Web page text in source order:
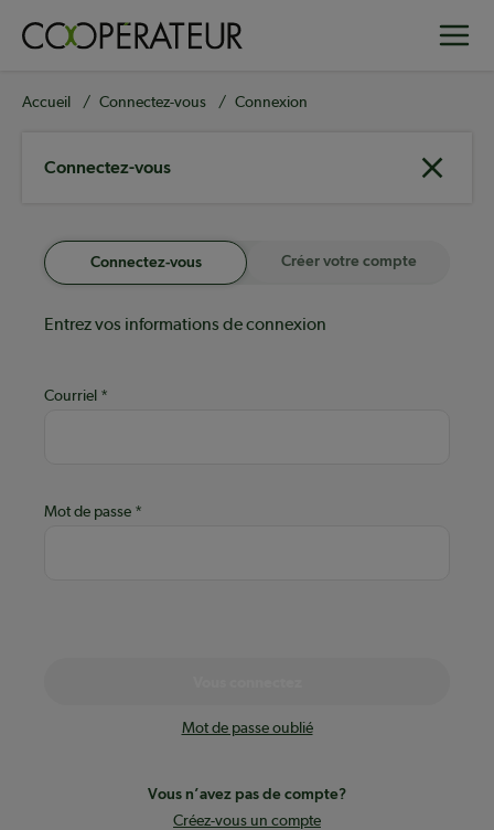
principal
Fil
Accueil Connectez-vous Connexion
Connectez-vous
Connectez-vous Créer votre compte
Entrez vos informations de connexion
Courriel
Mot de passe
Mot de passe oublié
Vous n’avez pas de compte?
Créez-vous un compte